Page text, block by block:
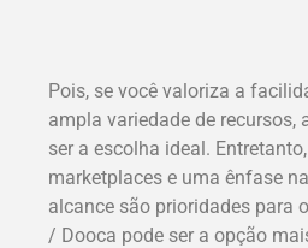
Pois, se você valoriza a
ampla variedade de recursos,
ser a escolha ideal.
marketplaces e uma ênfase
alcance são prioridades para
/ Dooca pode ser a opção